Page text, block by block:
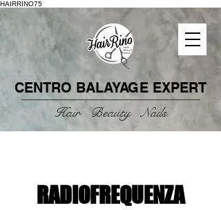
HAIRRINO75
CENTRO BALAYAGEEXPERT
Hair Beauty Nails
RADIOFREQUENZA